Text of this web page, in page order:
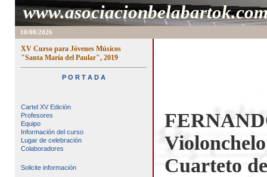
10/08/2026
XV Curso para Jóvenes Músicos
"Santa María del Paular", 2019
P O R T A D A
Cartel XV Edición
Profesores
Equipo
Información del curso
Lugar de celebración
Colaboradores
Solicite información
Violonchelo
Cuarteto